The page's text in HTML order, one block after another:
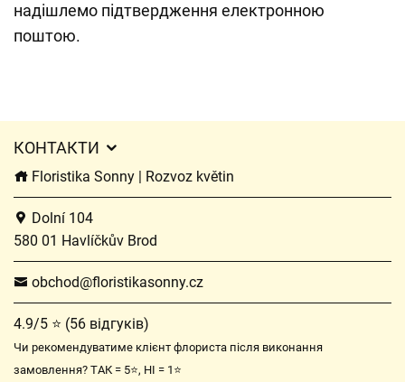
надішлемо підтвердження електронною
поштою.
КОНТАКТИ
Floristika Sonny | Rozvoz květin
Dolní 104
580 01 Havlíčkův Brod
obchod@floristikasonny.cz
4.9/5 ⭐ (56 відгуків)
Чи рекомендуватиме клієнт флориста після виконання
замовлення? ТАК = 5⭐, НІ = 1⭐